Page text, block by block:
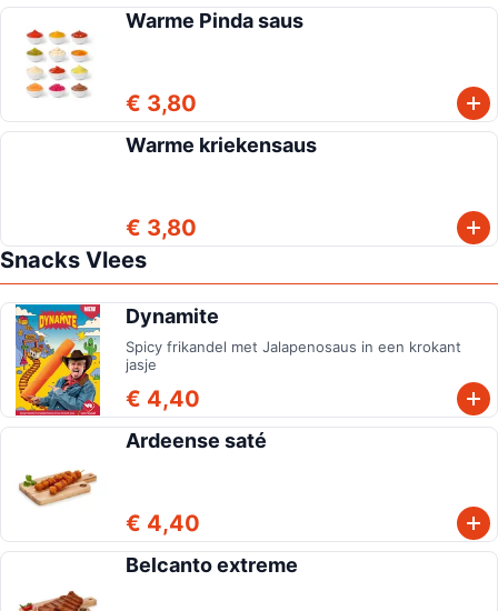
Warme Pinda saus
€ 3,80
Warme kriekensaus
€ 3,80
Snacks Vlees
Dynamite
Spicy frikandel met Jalapenosaus in een krokant
jasje
€ 4,40
Ardeense saté
€ 4,40
Belcanto extreme